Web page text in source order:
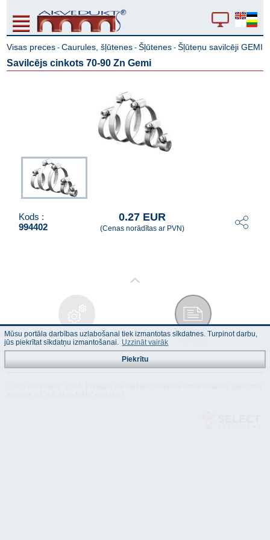
Visas preces -Caurules, šļūtenes -Šļūtenes -Šļūteņu savilcēji GEMI
Savilcējs cinkots 70-90 Zn Gemi
Kods :
994402
0.27 EUR
(Cenas norādītas ar PVN)
Tehniskais
apraksts
Mūsu portāla darbības uzlabošanai tiek izmantotas sīkdatnes. Turpinot darbu,
jūs piekrītat sīkdatņu izmantošanai. Uzzināt vairāk
Piekrītu